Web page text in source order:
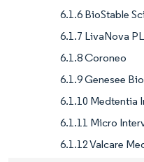
6.1.6 BioStable
6.1.7 LivaNova
6.1.8 Coroneo
6.1.9 Genesee
6.1.10 Medtentia
6.1.11 Micro
6.1.12 Valcare